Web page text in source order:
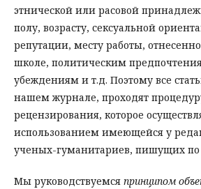
этнической или расовой
полу, возрасту, сексуальной
репутации, месту работы,
школе, политическим
убеждениям и т.д. Поэтому все
нашем журнале, проходят
рецензирования, которое
использованием имеющейся у
ученых-гуманитариев, пишущих
Мы руководствуемся принципом